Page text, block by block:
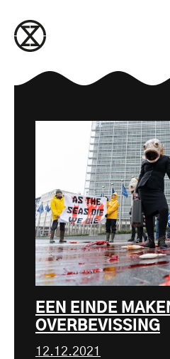
EEN EINDE
OVERBEVISSING
12.12.2021